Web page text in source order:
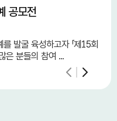
공모전
발굴 육성하고자 「제15회
은 분들의 참여 ...